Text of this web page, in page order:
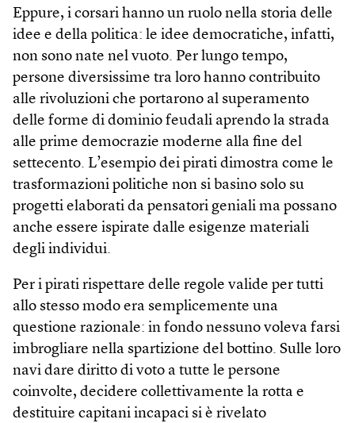
Eppure, i corsari hanno un ruolo nella storia delle
idee e della politica: le idee democratiche, infatti,
non sono nate nel vuoto. Per lungo tempo,
persone diversissime tra loro hanno contribuito
alle rivoluzioni che portarono al superamento
delle forme di dominio feudali aprendo la strada
alle prime democrazie moderne alla fine del
settecento. L’esempio dei pirati dimostra come le
trasformazioni politiche non si basino solo su
progetti elaborati da pensatori geniali ma possano
anche essere ispirate dalle esigenze materiali
degli individui.
Per i pirati rispettare delle regole valide per tutti
allo stesso modo era semplicemente una
questione razionale: in fondo nessuno voleva farsi
imbrogliare nella spartizione del bottino. Sulle loro
navi dare diritto di voto a tutte le persone
coinvolte, decidere collettivamente la rotta e
destituire capitani incapaci si è rivelato